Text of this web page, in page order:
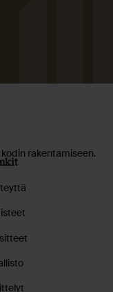
rakentamiseen.